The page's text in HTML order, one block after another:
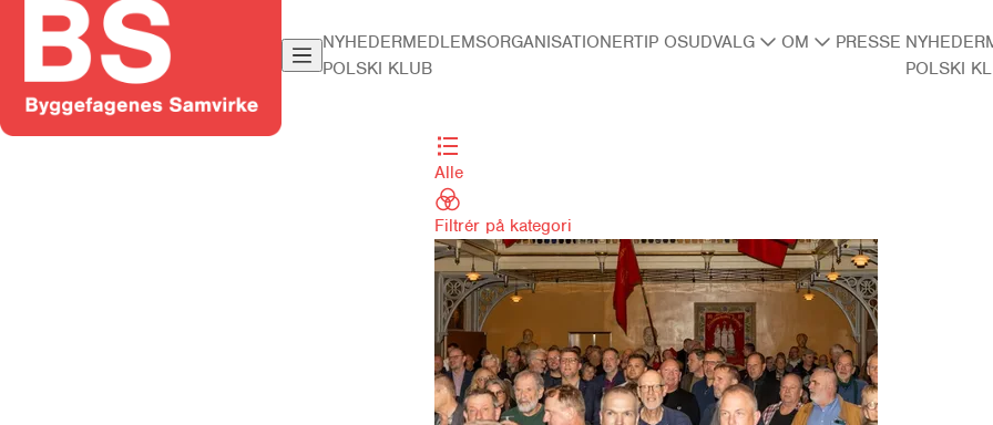
NYHEDERMEDLEMSORGANISATIONERTIP OSUDVALG OM
PRESSE
POLSKI KLUB
NYHEDER
POLSKI
Alle
Filtrér på kategori